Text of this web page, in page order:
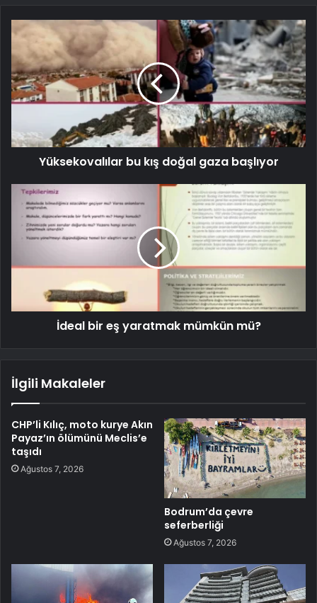
Yüksekovalılar bu kış doğal gaza başlıyor
İdeal bir eş yaratmak mümkün mü?
İlgili Makaleler
CHP’li Kılıç, moto kurye Akın
Payaz’ın ölümünü Meclis’e
taşıdı
Ağustos 7, 2026
Bodrum’da çevre
seferberliği
Ağustos 7, 2026